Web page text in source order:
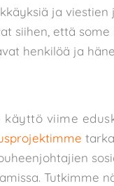
ja viestien
siihen, että
henkilöä ja
käyttö viime
Tutkimme